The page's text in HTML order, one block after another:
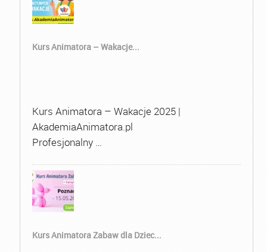
Kurs Animatora – Wakacje...
Kurs Animatora – Wakacje 2025 |
AkademiaAnimatora.pl
Profesjonalny …
Kurs Animatora Zabaw dla Dziec...